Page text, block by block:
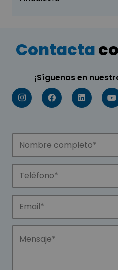
Contacta
¡Síguenos en